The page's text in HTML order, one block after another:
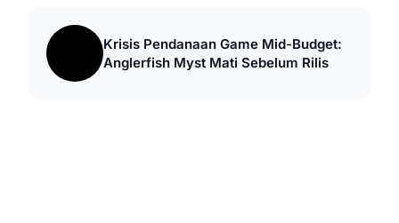
Krisis Pendanaan Game Mid-Budget:
Anglerfish Myst Mati Sebelum Rilis